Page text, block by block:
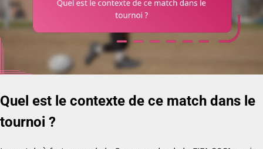
Quel est le contexte de ce match dans le
tournoi ?